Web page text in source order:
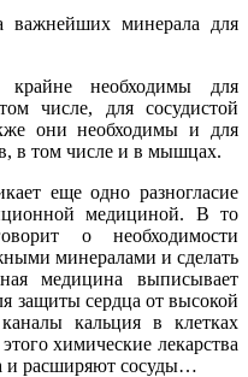
минерала для
необходимы для
числе, для сосудистой
они необходимы и для
в том числе и в мышцах.
еще одно разногласие
медициной. В то
о необходимости
минералами и сделать
медицина выписывает
защиты сердца от высокой
кальция в клетках
химические лекарства
и расширяют сосуды…